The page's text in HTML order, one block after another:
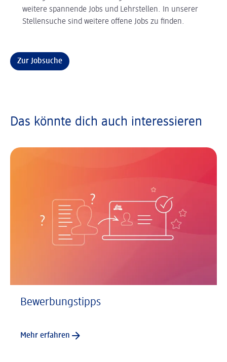
weitere spannende Jobs und Lehrstellen. In unserer
Stellensuche sind weitere offene Jobs zu finden.
Zur Jobsuche
Das könnte dich auch interessieren
Bewerbungstipps
Mehr erfahren